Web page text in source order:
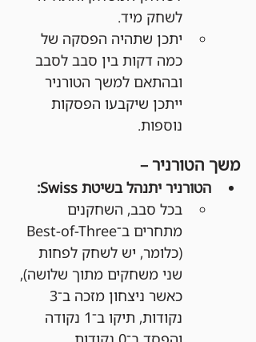
לשחק מיד.
יתכן שתהיה הפסקה של
כמה דקות בין סבב לסבב
ובהתאם למשך הטורניר
ייתכן שיקבעו הפסקות
נוספות.
משך הטורניר –
הטורניר יתנהל בשיטת Swiss:
בכל סבב, השחקנים
(כלומר, יש לשחק לפחות
שני משחקים מתוך שלושה),
נקודות, תיקו ב־1 נקודה